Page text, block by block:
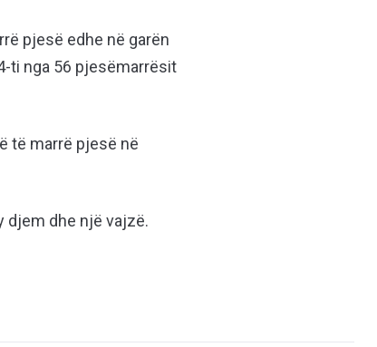
pjesë edhe në garën
ti nga 56 pjesëmarrësit
të marrë pjesë në
djem dhe një vajzë.